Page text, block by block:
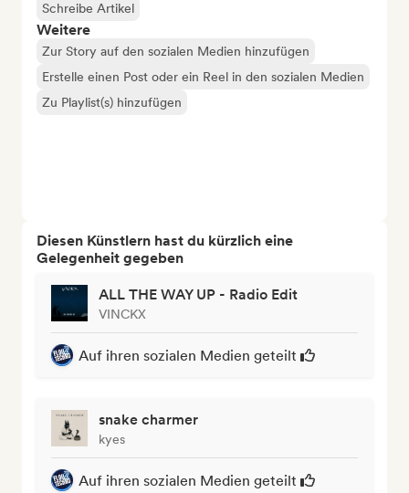
Schreibe Artikel
Weitere
Zur Story auf den sozialen Medien hinzufügen
Erstelle einen Post oder ein Reel in den sozialen Medien
Zu Playlist(s) hinzufügen
Diesen Künstlern hast du kürzlich eine
Gelegenheit gegeben
ALL THE WAY UP - Radio Edit
VINCKX
Auf ihren sozialen Medien geteilt
snake charmer
kyes
Auf ihren sozialen Medien geteilt